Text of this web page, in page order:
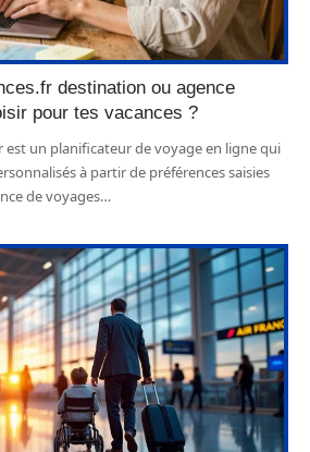
destination ou agence
pour tes vacances ?
est un planificateur de voyage en ligne qui
à partir de préférences saisies
de voyages…